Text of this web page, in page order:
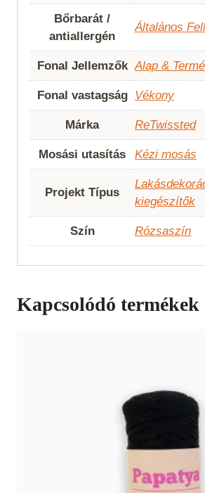
Bőrbarát /
antiallergén
Általános
Fonal Jellemzők Alap &
Fonal vastagság Vékony
Márka ReTwissted
Mosási utasítás Kézi mosás
Projekt Típus
kiegészítők
Szín Rózsaszín
Kapcsolódó termékek